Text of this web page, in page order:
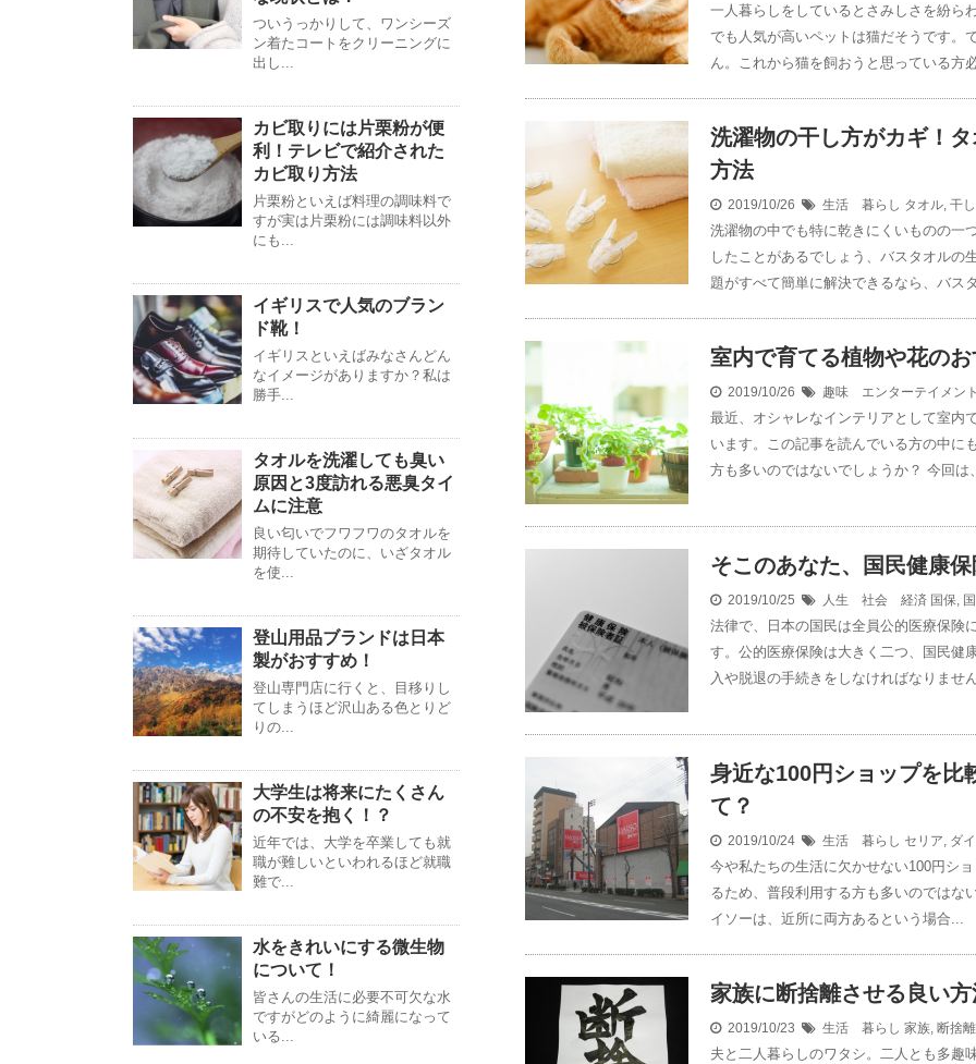
一人暮らしをしているとさみしさを紛ら
でも人気が高いペットは猫だそうです。
ん。これから猫を飼おうと思っている方
洗濯物の干し方がカギ！
方法
2019/10/26 生活 暮らし タオル, 干
洗濯物の中でも特に乾きにくいものの一
したことがあるでしょう、バスタオルの
題がすべて簡単に解決できるなら、バス
室内で育てる植物や花の
2019/10/26 趣味 エンターテイメン
最近、オシャレなインテリアとして室内
います。この記事を読んでいる方の中に
方も多いのではないでしょうか？ 今回は
そこのあなた、国民健康
2019/10/25 人生 社会 経済 国保,
法律で、日本の国民は全員公的医療保険
す。公的医療保険は大きく二つ、国民健
入や脱退の手続きをしなければなりませ
身近な100円ショップを比
て？
2019/10/24 生活 暮らし セリア, ダ
今や私たちの生活に欠かせない100円シ
るため、普段利用する方も多いのではな
イソーは、近所に両方あるという場合...
家族に断捨離させる良い
2019/10/23 生活 暮らし 家族, 断捨離
夫と二人暮らしのワタシ。二人とも多趣
ついうっかりして、ワンシーズ
ン着たコートをクリーニングに
出し...
カビ取りには片栗粉が便
利！テレビで紹介された
カビ取り方法
片栗粉といえば料理の調味料で
すが実は片栗粉には調味料以外
にも...
イギリスで人気のブラン
ド靴！
イギリスといえばみなさんどん
なイメージがありますか？私は
勝手...
タオルを洗濯しても臭い
原因と3度訪れる悪臭タイ
ムに注意
良い匂いでフワフワのタオルを
期待していたのに、いざタオル
を使...
登山用品ブランドは日本
製がおすすめ！
登山専門店に行くと、目移りし
てしまうほど沢山ある色とりど
りの...
大学生は将来にたくさん
の不安を抱く！？
近年では、大学を卒業しても就
職が難しいといわれるほど就職
難で...
水をきれいにする微生物
について！
皆さんの生活に必要不可欠な水
ですがどのように綺麗になって
いる...